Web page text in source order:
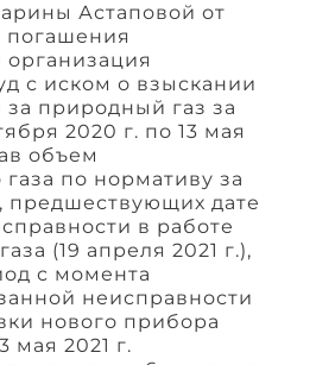
Астаповой от
погашения
с иском о взыскании
природный газ за
2020 г. по 13 мая
объем
по нормативу за
предшествующих дате
в работе
(19 апреля 2021 г.),
с момента
неисправности
нового прибора
мая 2021 г.